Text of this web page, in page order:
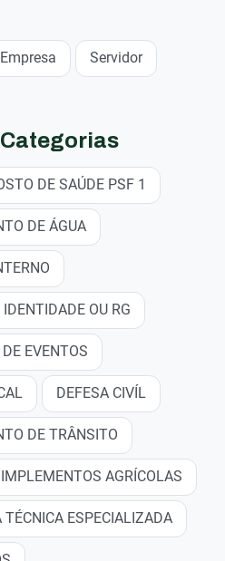
Empresa Servidor
DE SAÚDE PSF 1
DE ÁGUA
OU RG
EVENTOS
DEFESA CIVÍL
DE TRÂNSITO
AGRÍCOLAS
TÉCNICA ESPECIALIZADA